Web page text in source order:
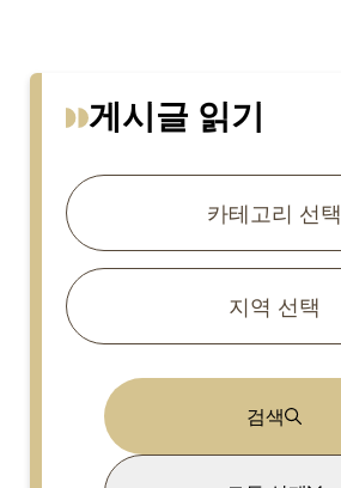
게시글 읽기
카테고리 선택
지역 선택
검색